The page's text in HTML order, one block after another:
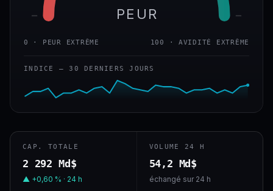
PEUR
0 · PEUR EXTRÊME 100 · AVIDITÉ EXTRÊME
INDICE — 30 DERNIERS JOURS
CAP. TOTALE
2 292 Md$
▲ +0,60 % · 24 h
VOLUME 24 H
54,2 Md$
échangé sur 24 h